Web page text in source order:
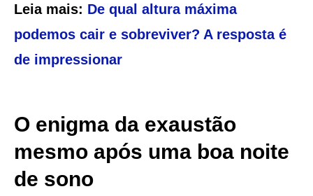
Leia mais: De qual altura máxima
podemos cair e sobreviver? A resposta é
de impressionar
O enigma da exaustão
mesmo após uma boa noite
de sono